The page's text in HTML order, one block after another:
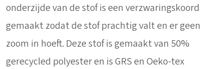
onderzijde van de stof is een verzwaringskoord
gemaakt zodat de stof prachtig valt en er geen
zoom in hoeft. Deze stof is gemaakt van 50%
gerecycled polyester en is GRS en Oeko-tex